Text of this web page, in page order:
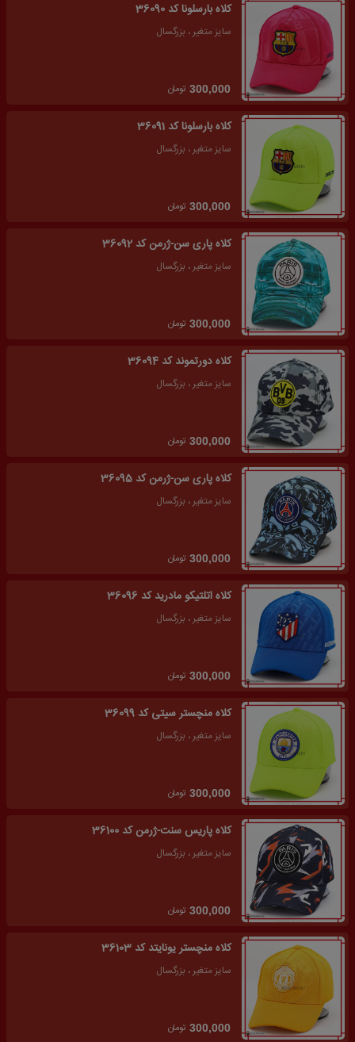
کلاه بارسلونا کد 36090
سایز متغیر ، بزرگسال
300,000 تومان
کلاه بارسلونا کد 36091
سایز متغیر ، بزرگسال
300,000 تومان
کلاه پاری سن-ژرمن کد 36092
سایز متغیر ، بزرگسال
300,000 تومان
کلاه دورتموند کد 36094
سایز متغیر ، بزرگسال
300,000 تومان
کلاه پاری سن-ژرمن کد 36095
سایز متغیر ، بزرگسال
300,000 تومان
کلاه اتلتیکو مادرید کد 36096
سایز متغیر ، بزرگسال
300,000 تومان
کلاه منچستر سیتی کد 36099
سایز متغیر ، بزرگسال
300,000 تومان
کلاه پاریس سنت-ژرمن کد 36100
سایز متغیر ، بزرگسال
300,000 تومان
کلاه منچستر یونایتد کد 36103
سایز متغیر ، بزرگسال
300,000 تومان